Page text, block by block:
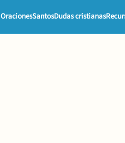
OracionesSantosDudas cristianas